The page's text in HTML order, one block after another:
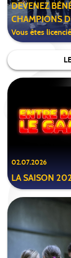
DEVENEZ
CHAMPIONS
Vous êtes
02.07.2026
LA SAISON